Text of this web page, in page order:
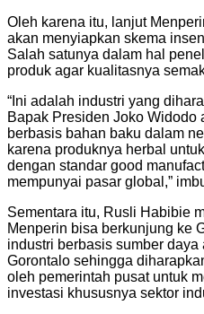
Oleh karena itu, lanjut
akan menyiapkan skema
Salah satunya dalam hal
produk agar kualitasnya
“Ini adalah industri yang
Bapak Presiden Joko Widodo
berbasis bahan baku dalam
karena produknya herbal
dengan standar good
mempunyai pasar global,”
Sementara itu, Rusli Habibie
Menperin bisa berkunjung ke
industri berbasis sumber
Gorontalo sehingga
oleh pemerintah pusat untuk
investasi khususnya sektor